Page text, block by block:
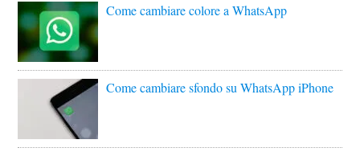
Come cambiare colore a WhatsApp
Come cambiare sfondo su WhatsApp iPhone